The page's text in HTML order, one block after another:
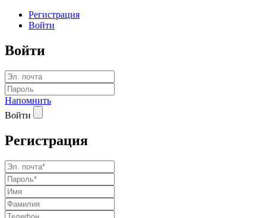
Регистрация
Войти
Войти
Напомнить
Войти
Регистрация